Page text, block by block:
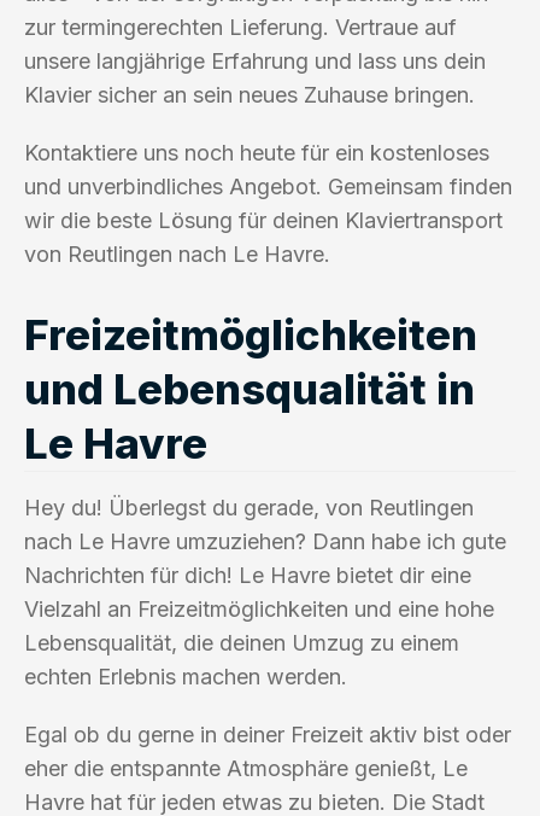
zur termingerechten Lieferung. Vertraue auf
unsere langjährige Erfahrung und lass uns dein
Klavier sicher an sein neues Zuhause bringen.
Kontaktiere uns noch heute für ein kostenloses
und unverbindliches Angebot. Gemeinsam finden
wir die beste Lösung für deinen Klaviertransport
von Reutlingen nach Le Havre.
Freizeitmöglichkeiten
und Lebensqualität in
Le Havre
Hey du! Überlegst du gerade, von Reutlingen
nach Le Havre umzuziehen? Dann habe ich gute
Nachrichten für dich! Le Havre bietet dir eine
Vielzahl an Freizeitmöglichkeiten und eine hohe
Lebensqualität, die deinen Umzug zu einem
echten Erlebnis machen werden.
Egal ob du gerne in deiner Freizeit aktiv bist oder
eher die entspannte Atmosphäre genießt, Le
Havre hat für jeden etwas zu bieten. Die Stadt